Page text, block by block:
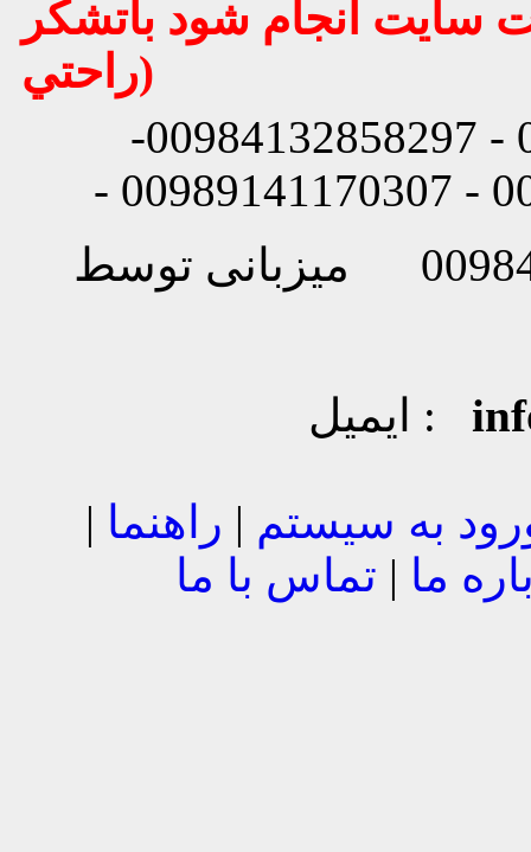
سايت انجام شود باتشكر
راحتي)
شماره تماس: 00984132858296 - 00984132858297-
ایمیل :
به سیستم | راهنما |
ما | تماس با ما